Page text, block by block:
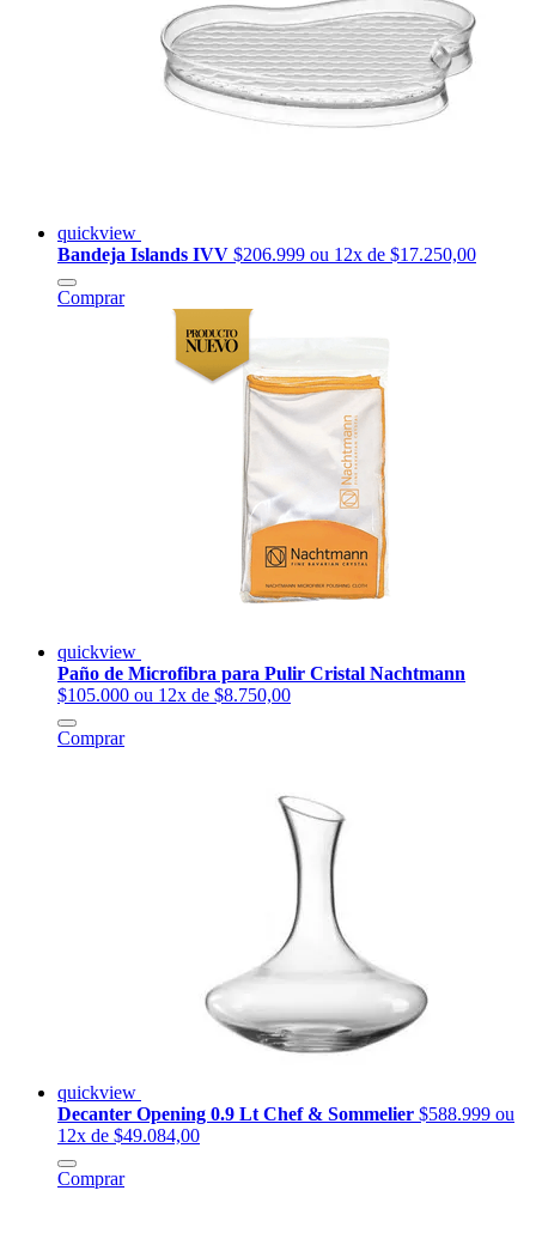
quickview
Bandeja Islands IVV $206.999 ou 12x de $17.250,00
Comprar
quickview
Paño de Microfibra para Pulir Cristal Nachtmann
$105.000 ou 12x de $8.750,00
Comprar
quickview
Decanter Opening 0.9 Lt Chef & Sommelier $588.999 ou
12x de $49.084,00
Comprar